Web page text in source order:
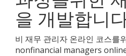
을 개발합니
비 재무 관리자 온라인 코스를
nonfinancial managers